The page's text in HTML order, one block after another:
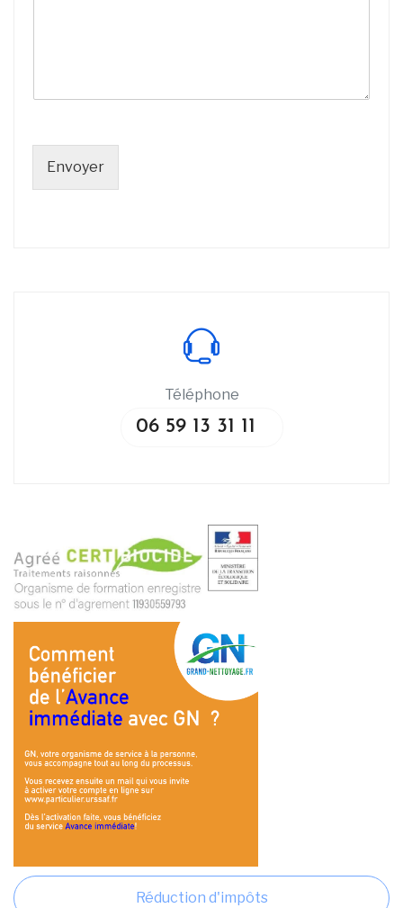
Envoyer
Téléphone
06 59 13 31 11
Réduction d'impôts